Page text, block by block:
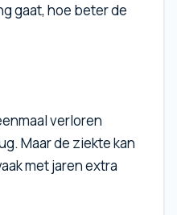
gaat, hoe beter de
verloren
Maar de ziekte kan
met jaren extra